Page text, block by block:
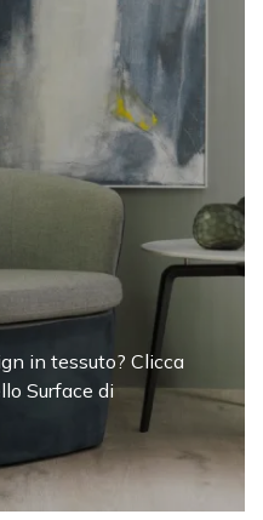
in tessuto? Clicca
Surface di